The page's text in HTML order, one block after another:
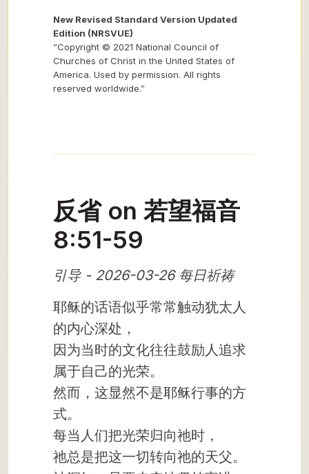
New Revised Standard Version Updated
Edition (NRSVUE)
“Copyright © 2021 National Council of
Churches of Christ in the United States of
America. Used by permission. All rights
reserved worldwide.”
反省 on 若望福音
8:51-59
引导 - 2026-03-26 每日祈祷
耶稣的话语似乎常常触动犹太人
的内心深处，
因为当时的文化往往鼓励人追求
属于自己的光荣。
然而，这显然不是耶稣行事的方
式。
每当人们把光荣归向祂时，
祂总是把这一切转向祂的天父。